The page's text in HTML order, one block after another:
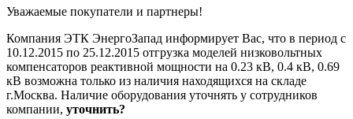
Уважаемые покупатели и партнеры!
Компания ЭТК ЭнергоЗапад информирует Вас, что в период с
10.12.2015 по 25.12.2015 отгрузка моделей низковольтных
компенсаторов реактивной мощности на 0.23 кВ, 0.4 кВ, 0.69
кВ возможна только из наличия находящихся на складе
г.Москва. Наличие оборудования уточнять у сотрудников
компании, уточнить?